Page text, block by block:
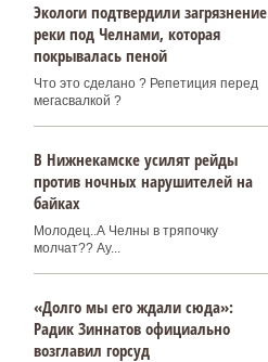
Экологи подтвердили загрязнение
реки под Челнами, которая
покрывалась пеной
Что это сделано ? Репетиция перед
мегасвалкой ?
В Нижнекамске усилят рейды
против ночных нарушителей на
байках
Молодец..А Челны в тряпочку
молчат?? Ау...
«Долго мы его ждали сюда»:
Радик Зиннатов официально
возглавил горсуд